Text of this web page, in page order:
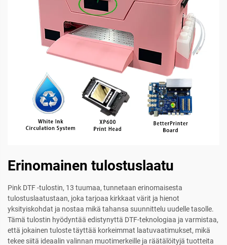
Erinomainen tulostuslaatu
Pink DTF -tulostin, 13 tuumaa, tunnetaan erinomaisesta
tulostuslaatustaan, joka tarjoaa kirkkaat värit ja hienot
yksityiskohdat ja nostaa mikä tahansa suunnittelu uudelle tasolle.
Tämä tulostin hyödyntää edistynyttä DTF-teknologiaa ja varmistaa,
että jokainen tuloste täyttää korkeimmat laatuvaatimukset, mikä
tekee siitä ideaalin valinnan muotimerkeille ja räätälöityjä tuotteita